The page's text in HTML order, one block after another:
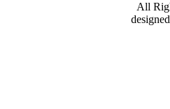
All